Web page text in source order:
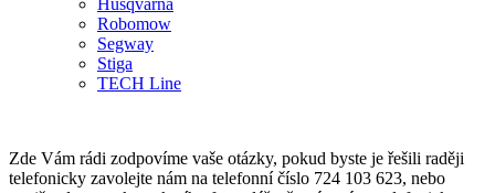
Husqvarna
Robomow
Segway
Stiga
TECH Line
Zde Vám rádi zodpovíme vaše otázky, pokud byste je řešili raději
telefonicky zavolejte nám na telefonní číslo 724 103 623, nebo